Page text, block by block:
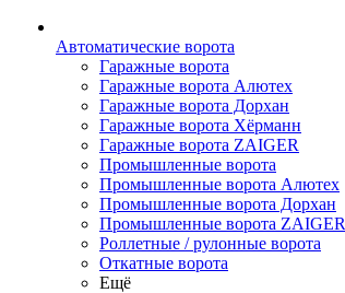
Автоматические ворота
Гаражные ворота
Гаражные ворота Алютех
Гаражные ворота Дорхан
Гаражные ворота Хёрманн
Гаражные ворота ZAIGER
Промышленные ворота
Промышленные ворота Алютех
Промышленные ворота Дорхан
Промышленные ворота ZAIGER
Роллетные / рулонные ворота
Откатные ворота
Ещё